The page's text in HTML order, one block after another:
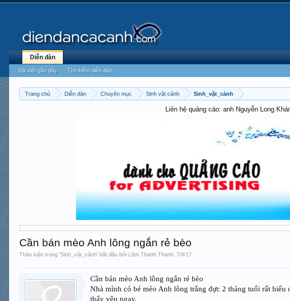
Trang chủ Diễn đàn Chuyên mục Sinh vật cảnh Sinh_vật_cảnh
Liên hệ quảng cáo: anh Nguyễn Long
Cần bán mèo Anh lông ngắn rẻ bèo
Thảo luận trong 'Sinh_vật_cảnh' bắt đầu bởi Lâm Thanh Thanh ,7/4/17
Cần bán mèo Anh lông ngắn rẻ bèo
Nhà mình có bé mèo Anh lông trắng đực 2 tháng tuổi rất
thấy yêu ngay.
Diễn đàn
Bài viết gần đây Tìm kiếm diễn đàn